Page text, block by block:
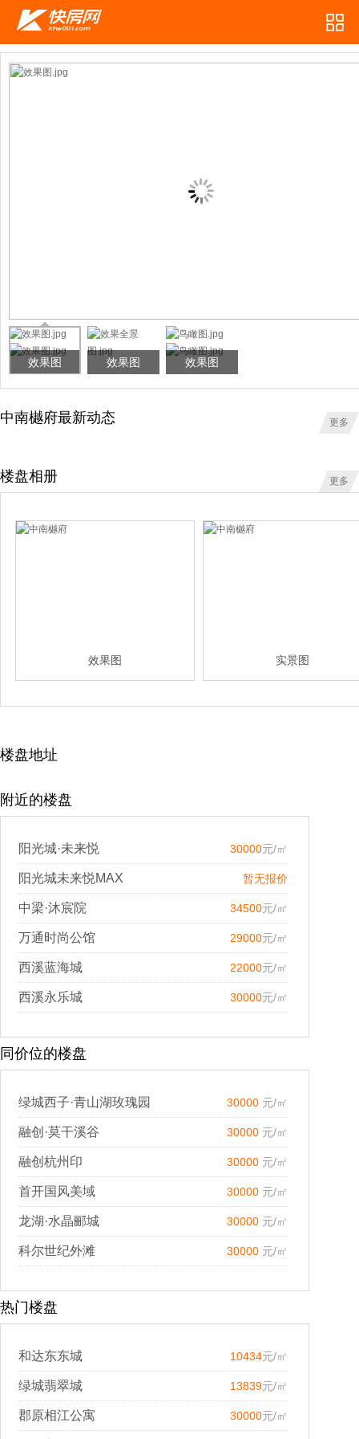
效果图 效果图 效果图
中南樾府最新动态 更多
楼盘相册 更多
效果图 实景图
楼盘地址
附近的楼盘
阳光城·未来悦 30000元/㎡
阳光城未来悦MAX 暂无报价
中梁·沐宸院 34500元/㎡
万通时尚公馆 29000元/㎡
西溪蓝海城 22000元/㎡
西溪永乐城 30000元/㎡
同价位的楼盘
绿城西子·青山湖玫瑰园 30000 元/㎡
融创·莫干溪谷 30000 元/㎡
融创杭州印 30000 元/㎡
首开国风美域 30000 元/㎡
龙湖·水晶郦城 30000 元/㎡
科尔世纪外滩 30000 元/㎡
热门楼盘
和达东东城 10434元/㎡
绿城翡翠城 13839元/㎡
郡原相江公寓 30000元/㎡